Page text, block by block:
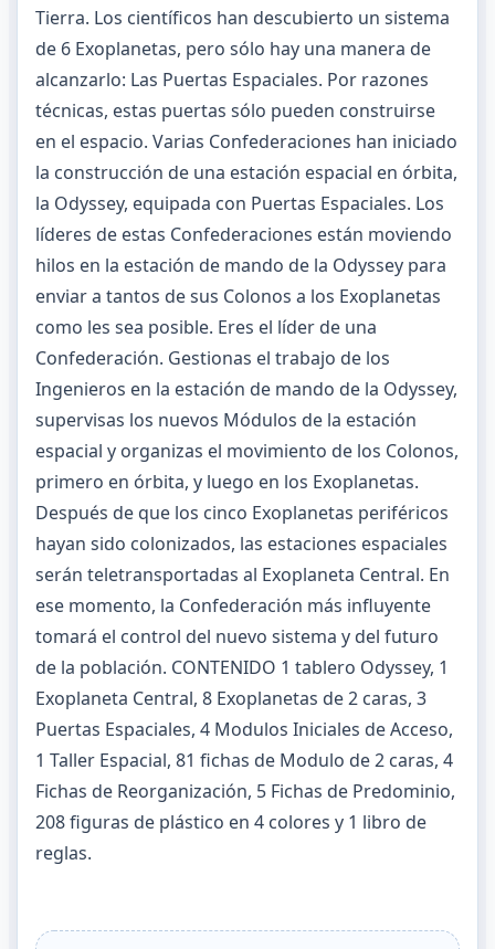
Tierra. Los científicos han descubierto un sistema
de 6 Exoplanetas, pero sólo hay una manera de
alcanzarlo: Las Puertas Espaciales. Por razones
técnicas, estas puertas sólo pueden construirse
en el espacio. Varias Confederaciones han iniciado
la construcción de una estación espacial en órbita,
la Odyssey, equipada con Puertas Espaciales. Los
líderes de estas Confederaciones están moviendo
hilos en la estación de mando de la Odyssey para
enviar a tantos de sus Colonos a los Exoplanetas
como les sea posible. Eres el líder de una
Confederación. Gestionas el trabajo de los
Ingenieros en la estación de mando de la Odyssey,
supervisas los nuevos Módulos de la estación
espacial y organizas el movimiento de los Colonos,
primero en órbita, y luego en los Exoplanetas.
Después de que los cinco Exoplanetas periféricos
hayan sido colonizados, las estaciones espaciales
serán teletransportadas al Exoplaneta Central. En
ese momento, la Confederación más influyente
tomará el control del nuevo sistema y del futuro
de la población. CONTENIDO 1 tablero Odyssey, 1
Exoplaneta Central, 8 Exoplanetas de 2 caras, 3
Puertas Espaciales, 4 Modulos Iniciales de Acceso,
1 Taller Espacial, 81 fichas de Modulo de 2 caras, 4
Fichas de Reorganización, 5 Fichas de Predominio,
208 figuras de plástico en 4 colores y 1 libro de
reglas.